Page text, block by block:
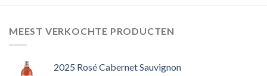
MEEST VERKOCHTE PRODUCTEN
2025 Rosé Cabernet Sauvignon